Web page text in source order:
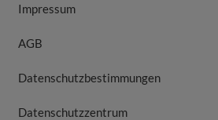
Impressum
AGB
Datenschutzbestimmungen
Datenschutzzentrum